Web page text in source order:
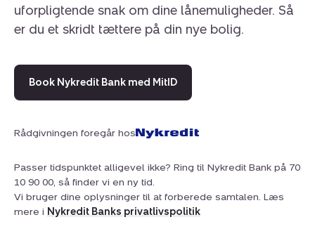
uforpligtende snak om dine lånemuligheder. Så
er du et skridt tættere på din nye bolig.
Book Nykredit Bank med MitID
Rådgivningen foregår hos
Passer tidspunktet alligevel ikke? Ring til Nykredit Bank på 70
10 90 00, så finder vi en ny tid.
Vi bruger dine oplysninger til at forberede samtalen. Læs
mere i Nykredit Banks privatlivspolitik